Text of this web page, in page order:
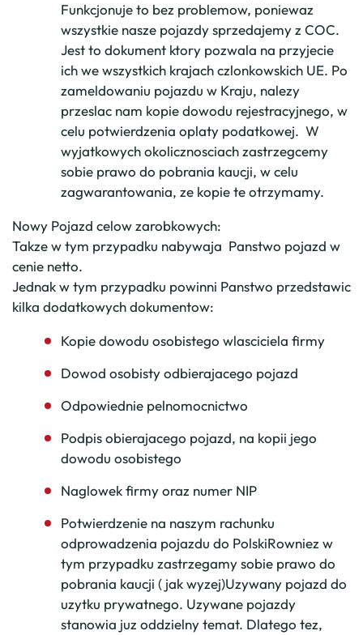
Funkcjonuje to bez problemow, poniewaz
wszystkie nasze pojazdy sprzedajemy z COC.
Jest to dokument ktory pozwala na przyjecie
ich we wszystkich krajach czlonkowskich UE. Po
zameldowaniu pojazdu w Kraju, nalezy
przeslac nam kopie dowodu rejestracyjnego, w
celu potwierdzenia oplaty podatkowej. W
wyjatkowych okolicznosciach zastrzegcemy
sobie prawo do pobrania kaucji, w celu
zagwarantowania, ze kopie te otrzymamy.
Nowy Pojazd celow zarobkowych:
Takze w tym przypadku nabywaja Panstwo pojazd w
cenie netto.
Jednak w tym przypadku powinni Panstwo przedstawic
kilka dodatkowych dokumentow:
Kopie dowodu osobistego wlasciciela firmy
Dowod osobisty odbierajacego pojazd
Odpowiednie pelnomocnictwo
Podpis obierajacego pojazd, na kopii jego
dowodu osobistego
Naglowek firmy oraz numer NIP
Potwierdzenie na naszym rachunku
odprowadzenia pojazdu do PolskiRowniez w
tym przypadku zastrzegamy sobie prawo do
pobrania kaucji ( jak wyzej)Uzywany pojazd do
uzytku prywatnego. Uzywane pojazdy
stanowia juz oddzielny temat. Dlatego tez,